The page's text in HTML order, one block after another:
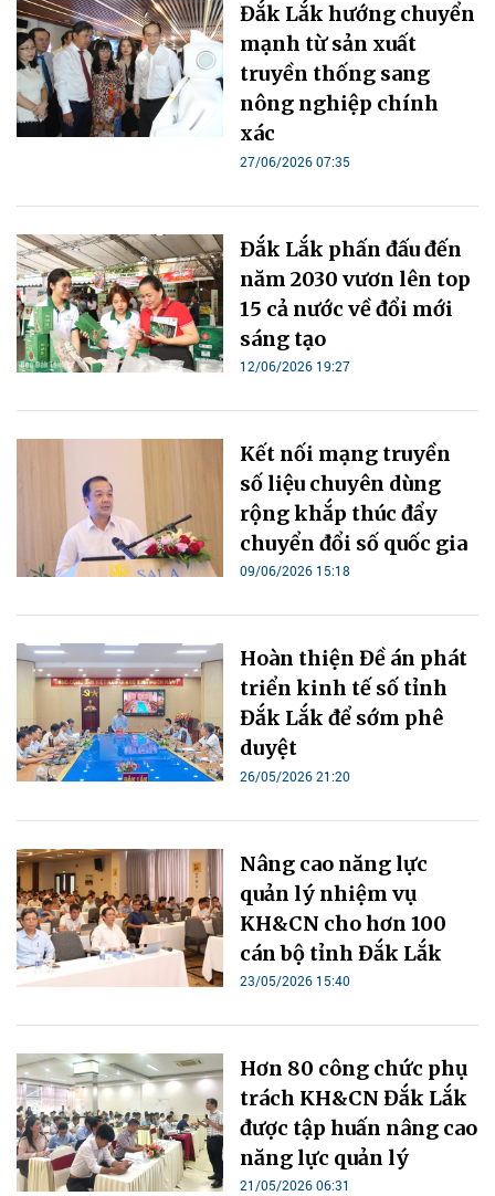
Đắk Lắk hướng chuyển
mạnh từ sản xuất
truyền thống sang
nông nghiệp chính
xác
27/06/2026 07:35
Đắk Lắk phấn đấu đến
năm 2030 vươn lên top
15 cả nước về đổi mới
sáng tạo
12/06/2026 19:27
Kết nối mạng truyền
số liệu chuyên dùng
rộng khắp thúc đẩy
chuyển đổi số quốc gia
09/06/2026 15:18
Hoàn thiện Đề án phát
triển kinh tế số tỉnh
Đắk Lắk để sớm phê
duyệt
26/05/2026 21:20
Nâng cao năng lực
quản lý nhiệm vụ
KH&CN cho hơn 100
cán bộ tỉnh Đắk Lắk
23/05/2026 15:40
Hơn 80 công chức phụ
trách KH&CN Đắk Lắk
được tập huấn nâng cao
năng lực quản lý
21/05/2026 06:31